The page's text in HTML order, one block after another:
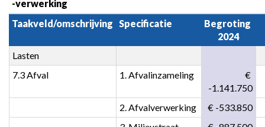
-verwerking
Taakveld/omschrijving Specificatie
Begroting
2024
Lasten
7.3 Afval
1. Afvalinzameling
-1.141.750
2. Afvalverwerking
€ -533.850